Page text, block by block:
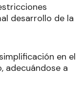
desarrollo de la
en el
adecuándose a